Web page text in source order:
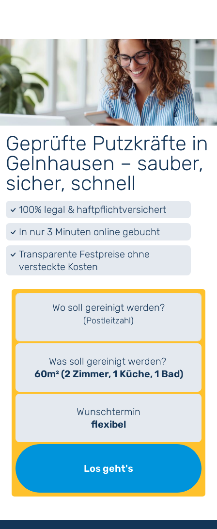
Geprüfte Putzkräfte in
Gelnhausen – sauber,
sicher, schnell
100% legal & haftpflichtversichert
In nur 3 Minuten online gebucht
Transparente Festpreise ohne
versteckte Kosten
Wo soll gereinigt werden?
(Postleitzahl)
Was soll gereinigt werden?
60m² (2 Zimmer, 1 Küche, 1 Bad)
Wunschtermin
flexibel
Los geht's